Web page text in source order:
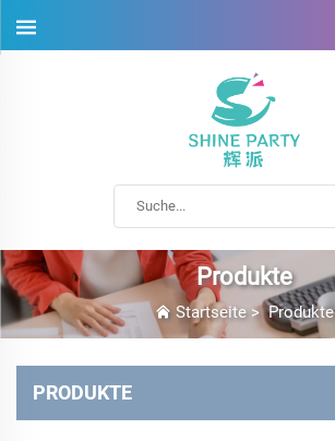
Produkte
Startseite>Produkte
PRODUKTE